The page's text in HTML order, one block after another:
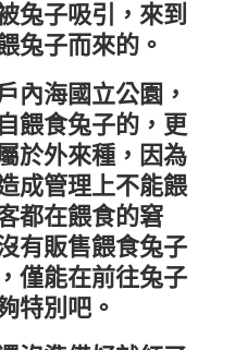
兔子吸引，來到
兔子而來的。
內海國立公園，
餵食兔子的，更
於外來種，因為
成管理上不能餵
都在餵食的窘
有販售餵食兔子
僅能在前往兔子
特別吧。